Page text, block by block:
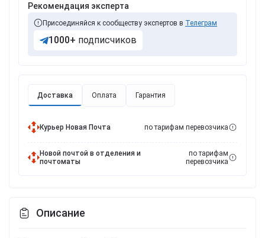
Доставка Оплата Гарантия
Курьер Новая Почта по тарифам перевозчика
Новой почтой в отделения и
почтоматы
по тарифам
перевозчика
Рекомендация эксперта
Присоединяйся к сообществу экспертов в Телеграм
1000+ подписчиков
Описание